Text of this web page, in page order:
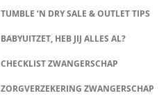
TUMBLE ‘N DRY SALE & OUTLET TIPS
BABYUITZET, HEB JIJ ALLES AL?
CHECKLIST ZWANGERSCHAP
ZORGVERZEKERING ZWANGERSCHAP